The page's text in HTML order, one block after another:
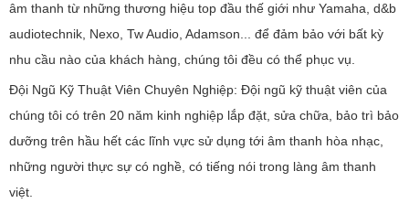
âm thanh từ những thương hiệu top đầu thế giới như Yamaha, d&b
audiotechnik, Nexo, Tw Audio, Adamson... để đảm bảo với bất kỳ
nhu cầu nào của khách hàng, chúng tôi đều có thể phục vụ.
Đội Ngũ Kỹ Thuật Viên Chuyên Nghiệp: Đội ngũ kỹ thuật viên của
chúng tôi có trên 20 năm kinh nghiệp lắp đặt, sửa chữa, bảo trì bảo
dưỡng trên hầu hết các lĩnh vực sử dụng tới âm thanh hòa nhạc,
những người thực sự có nghề, có tiếng nói trong làng âm thanh
việt.